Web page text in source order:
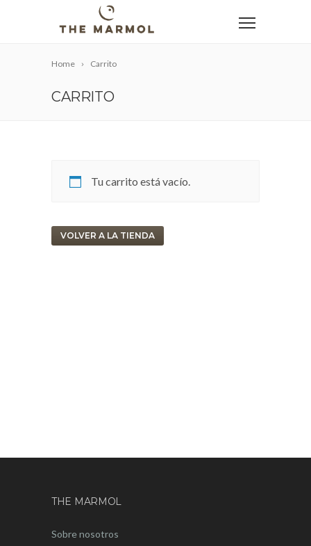
Home Carrito
CARRITO
Tu carrito está vacío.
VOLVER A LA TIENDA
THE MARMOL
Sobre nosotros